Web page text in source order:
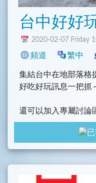
台中好好
2020-02-07 Friday
頻道 繁中
集結台中在地部落格
好吃好玩訊息一把抓
還可以加入專屬討論